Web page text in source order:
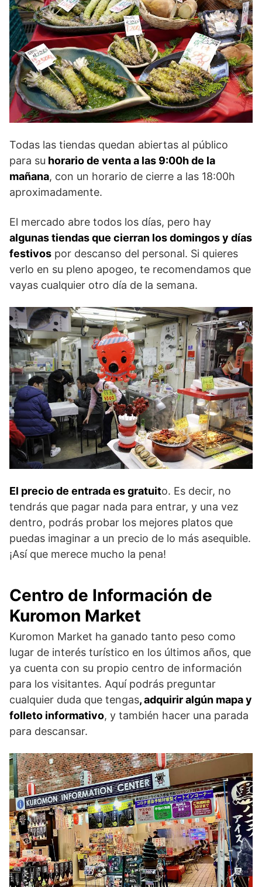
Todas las tiendas quedan abiertas al público
para su horario de venta a las 9:00h de la
mañana, con un horario de cierre a las 18:00h
aproximadamente.
El mercado abre todos los días, pero hay
algunas tiendas que cierran los domingos y días
festivos por descanso del personal. Si quieres
verlo en su pleno apogeo, te recomendamos que
vayas cualquier otro día de la semana.
El precio de entrada es gratuito. Es decir, no
tendrás que pagar nada para entrar, y una vez
dentro, podrás probar los mejores platos que
puedas imaginar a un precio de lo más asequible.
¡Así que merece mucho la pena!
Centro de Información de
Kuromon Market
Kuromon Market ha ganado tanto peso como
lugar de interés turístico en los últimos años, que
ya cuenta con su propio centro de información
para los visitantes. Aquí podrás preguntar
cualquier duda que tengas, adquirir algún mapa y
folleto informativo, y también hacer una parada
para descansar.